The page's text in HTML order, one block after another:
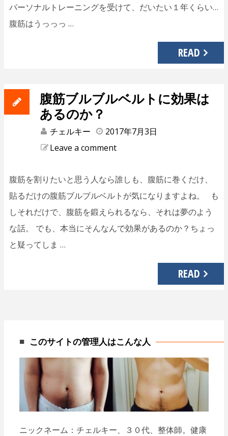
パーソナルトレーニングを受けて、だいたい１年くらい…
腹筋はうっっっ …
READ
腹筋ブルブルベルトに効果は
あるのか？
チェルキー
2017年7月3日
Leave a comment
腹筋を割りたいと思う人なら誰しも、腹筋に巻くだけ、
貼るだけの腹筋ブルブルベルトが気になりますよね。 も
しそれだけで、腹筋を鍛えられるなら、それは夢のよう
な話。 でも、本当にそんなんで効果があるのか？ちょっ
と疑ってしま …
READ
このサイトの管理人はこんな人
ニックネーム：チェルキー、３０代、整体師。健康